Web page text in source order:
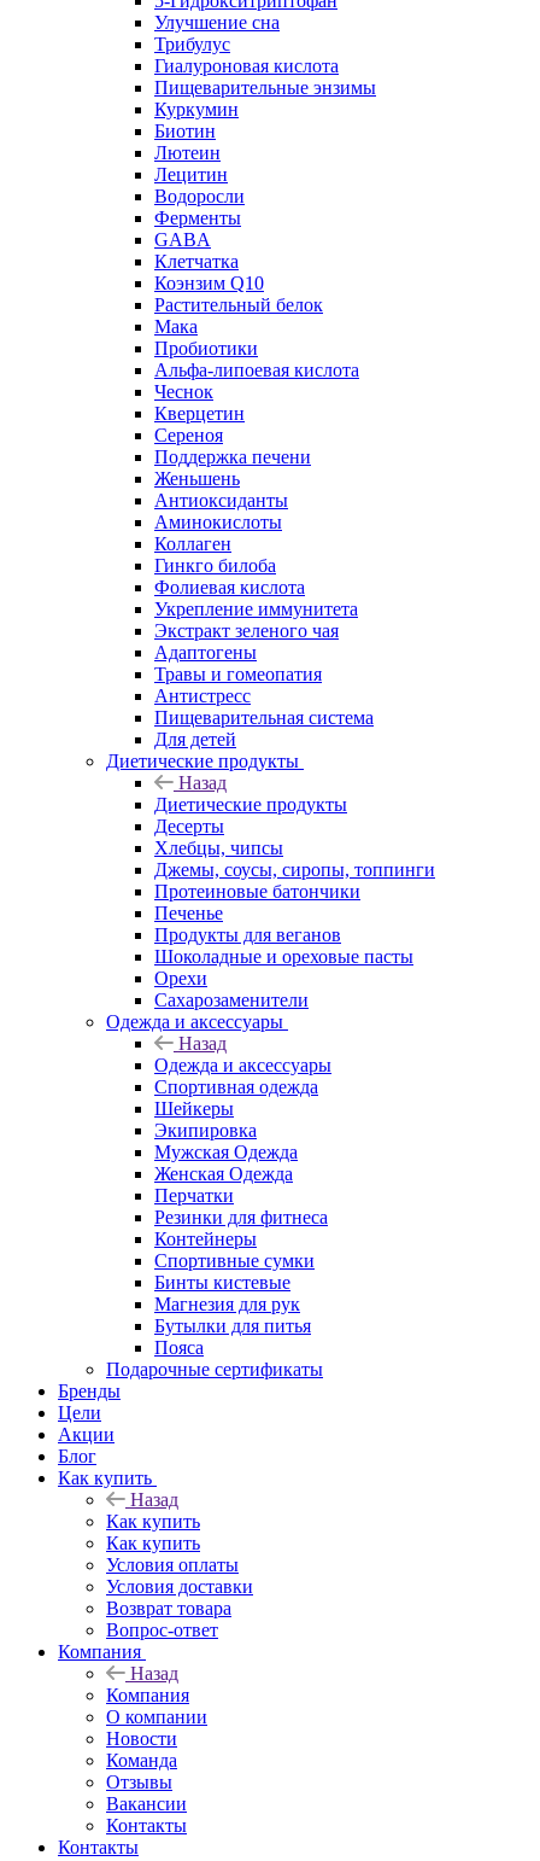
Улучшение сна
Трибулус
Гиалуроновая кислота
Пищеварительные энзимы
Куркумин
Биотин
Лютеин
Лецитин
Водоросли
Ферменты
GABA
Клетчатка
Коэнзим Q10
Растительный белок
Мака
Пробиотики
Альфа-липоевая кислота
Чеснок
Кверцетин
Сереноя
Поддержка печени
Женьшень
Антиоксиданты
Аминокислоты
Коллаген
Гинкго билоба
Фолиевая кислота
Укрепление иммунитета
Экстракт зеленого чая
Адаптогены
Травы и гомеопатия
Антистресс
Пищеварительная система
Для детей
Диетические продукты
Назад
Диетические продукты
Десерты
Хлебцы, чипсы
Джемы, соусы, сиропы, топпинги
Протеиновые батончики
Печенье
Продукты для веганов
Шоколадные и ореховые пасты
Орехи
Сахарозаменители
Одежда и аксессуары
Назад
Одежда и аксессуары
Спортивная одежда
Шейкеры
Экипировка
Мужская Одежда
Женская Одежда
Перчатки
Резинки для фитнеса
Контейнеры
Спортивные сумки
Бинты кистевые
Магнезия для рук
Бутылки для питья
Пояса
Подарочные сертификаты
Бренды
Цели
Акции
Блог
Как купить
Назад
Как купить
Как купить
Условия оплаты
Условия доставки
Возврат товара
Вопрос-ответ
Компания
Назад
Компания
О компании
Новости
Команда
Отзывы
Вакансии
Контакты
Контакты